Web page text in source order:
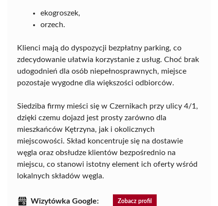
ekogroszek,
orzech.
Klienci mają do dyspozycji bezpłatny parking, co
zdecydowanie ułatwia korzystanie z usług. Choć brak
udogodnień dla osób niepełnosprawnych, miejsce
pozostaje wygodne dla większości odbiorców.
Siedziba firmy mieści się w Czernikach przy ulicy 4/1,
dzięki czemu dojazd jest prosty zarówno dla
mieszkańców Kętrzyna, jak i okolicznych
miejscowości. Skład koncentruje się na dostawie
węgla oraz obsłudze klientów bezpośrednio na
miejscu, co stanowi istotny element ich oferty wśród
lokalnych składów węgla.
Wizytówka Google: Zobacz profil